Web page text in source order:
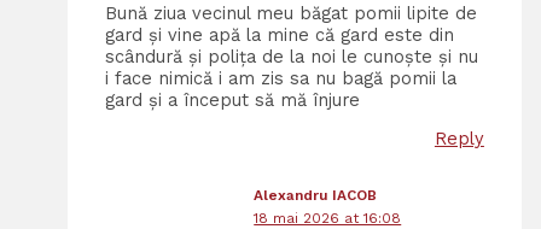
Bună ziua vecinul meu băgat pomii lipite de
gard și vine apă la mine că gard este din
scândură și polița de la noi le cunoște și nu
i face nimică i am zis sa nu bagă pomii la
gard și a început să mă înjure
Reply
Alexandru IACOB
18 mai 2026 at 16:08